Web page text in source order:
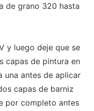
de grano 320 hasta
y luego deje que se
capas de pintura en
una antes de aplicar
capas de barniz
por completo antes